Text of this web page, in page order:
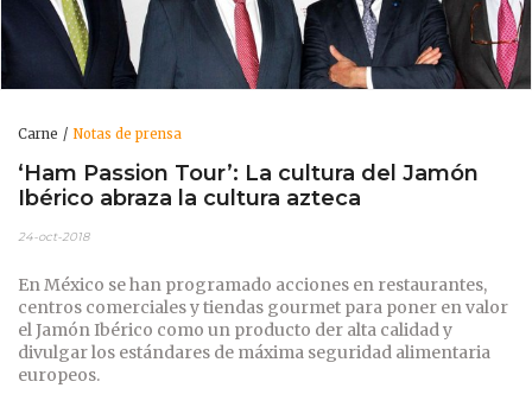
Carne Notas de prensa
‘Ham Passion Tour’: La cultura del Jamón
Ibérico abraza la cultura azteca
24-oct-2018
En México se han programado acciones en restaurantes,
centros comerciales y tiendas gourmet para poner en valor
el Jamón Ibérico como un producto der alta calidad y
divulgar los estándares de máxima seguridad alimentaria
europeos.